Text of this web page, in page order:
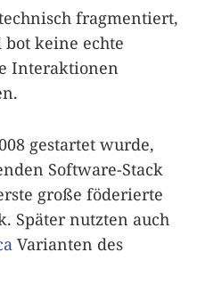
fragmentiert,
keine echte
Interaktionen
gestartet wurde,
Software-Stack
große föderierte
Später nutzten auch
Varianten des